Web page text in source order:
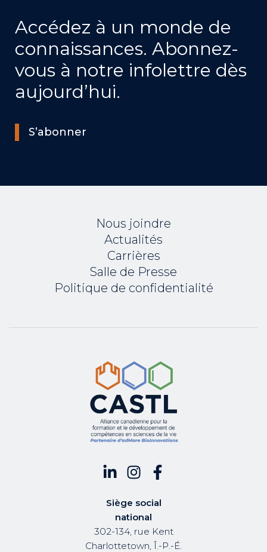
Accédez à un monde de
connaissances. Abonnez-
vous à notre infolettre dès
aujourd’hui.
S’abonner
Nous joindre
Actualités
Carrières
Salle de Presse
Politique de confidentialité
Siège social
national
302-134, rue Kent
Charlottetown, Î.-P.-É.